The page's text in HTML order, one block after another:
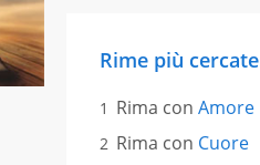
Rime più cercate
Rima con Amore
Rima con Cuore